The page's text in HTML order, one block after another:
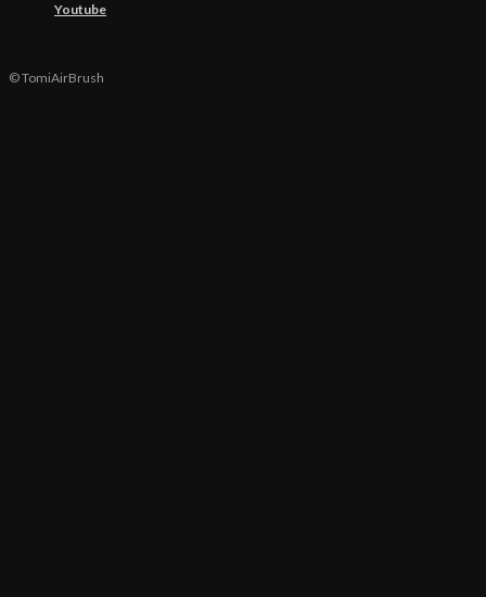
Youtube
© TomiAirBrush